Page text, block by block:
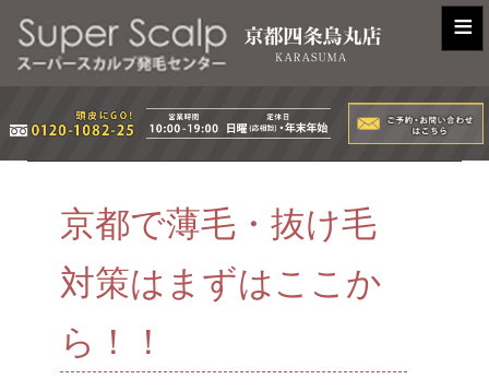
≡
京都で薄毛・抜け毛
対策はまずはここか
ら！！